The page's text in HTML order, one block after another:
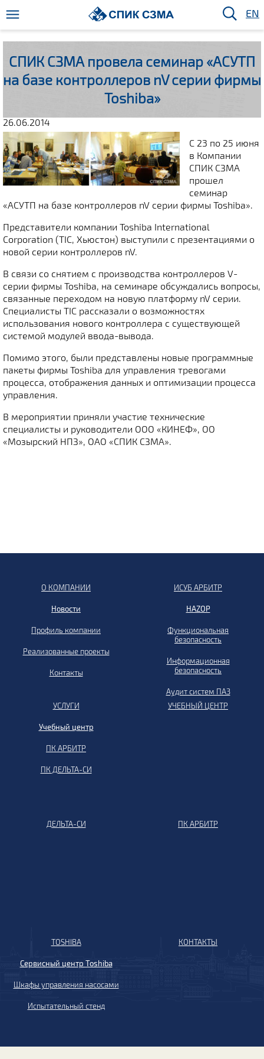
EN
СПИК СЗМА провела семинар «АСУТП
на базе контроллеров nV серии фирмы
Toshiba»
26.06.2014
С 23 по 25 июня
в Компании
СПИК СЗМА
прошел
семинар
«АСУТП на базе контроллеров nV серии фирмы Toshiba».
Представители компании Toshiba International
Corporation (TIC, Хьюстон) выступили с презентациями о
новой серии контроллеров nV.
В связи со снятием с производства контроллеров V-
серии фирмы Toshiba, на семинаре обсуждались вопросы,
связанные переходом на новую платформу nV серии.
Специалисты TIC рассказали о возможностях
использования нового контроллера с существующей
системой модулей ввода-вывода.
Помимо этого, были представлены новые программные
пакеты фирмы Toshiba для управления тревогами
процесса, отображения данных и оптимизации процесса
управления.
В мероприятии приняли участие технические
специалисты и руководители ООО «КИНЕФ», ОО
«Мозырский НПЗ», ОАО «СПИК СЗМА».
О КОМПАНИИ
Новости
Профиль компании
Реализованные проекты
Контакты
ИСУБ АРБИТР
HAZOP
Функциональная
безопасность
Информационная
безопасность
Аудит систем ПАЗ
УСЛУГИ
Учебный центр
ПК АРБИТР
ПК ДЕЛЬТА-СИ
УЧЕБНЫЙ ЦЕНТР
ДЕЛЬТА-СИ ПК АРБИТР
TOSHIBA
Сервисный центр Toshiba
Шкафы управления насосами
Испытательный стенд
КОНТАКТЫ